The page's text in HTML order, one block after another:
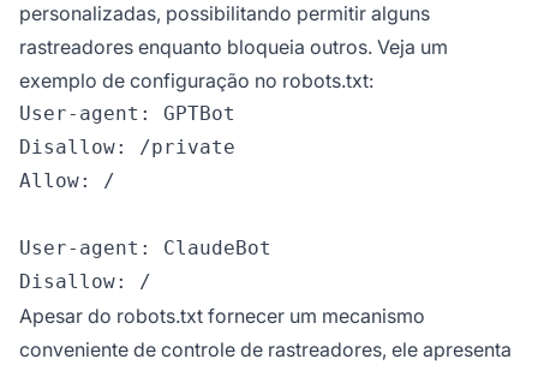
personalizadas, possibilitando permitir alguns
rastreadores enquanto bloqueia outros. Veja um
exemplo de configuração no robots.txt:
User-agent: GPTBot
Disallow: /private
Allow: /
User-agent: ClaudeBot
Apesar do robots.txt fornecer um mecanismo
conveniente de controle de rastreadores, ele apresenta